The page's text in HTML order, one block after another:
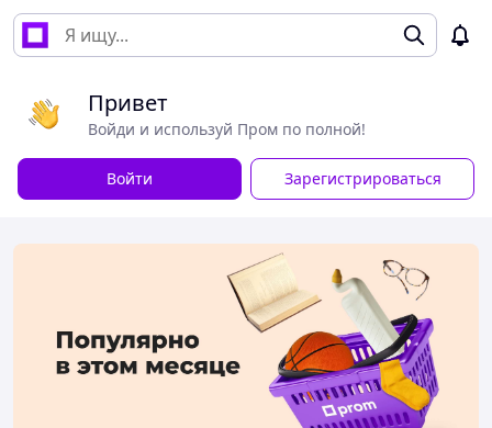
Привет
Войди и используй Пром по полной!
Войти Зарегистрироваться